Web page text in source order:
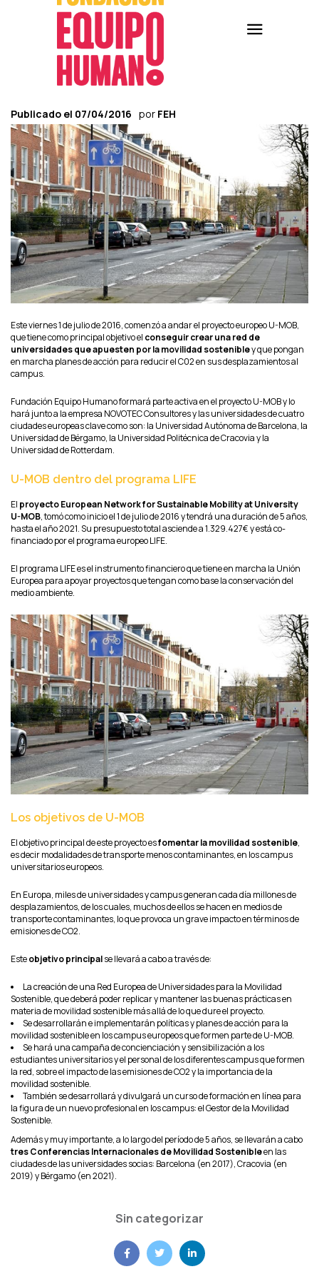
Publicado el 07/04/2016 por FEH
Este viernes 1 de julio de 2016, comenzó a andar el proyecto europeo U-MOB,
que tiene como principal objetivo el conseguir crear una red de
universidades que apuesten por la movilidad sostenibley que pongan
en marcha planes de acción para reducir el C02 en sus desplazamientos al
campus.
Fundación Equipo Humano formará parte activa en el proyecto U-MOB y lo
hará junto a la empresa NOVOTEC Consultores y las universidades de cuatro
ciudades europeas clave como son: la Universidad Autónoma de Barcelona, la
Universidad de Bérgamo, la Universidad Politécnica de Cracovia y la
Universidad de Rotterdam.
U-MOB dentro del programa LIFE
El proyecto European Network for Sustainable Mobility at University
U-MOB, tomó como inicio el 1 de julio de 2016 y tendrá una duración de 5 años,
hasta el año 2021. Su presupuesto total asciende a 1.329.427€ y está co-
financiado por el programa europeo LIFE.
El programa LIFE es el instrumento financiero que tiene en marcha la Unión
Europea para apoyar proyectos que tengan como base la conservación del
medio ambiente.
Los objetivos de U-MOB
El objetivo principal de este proyecto esfomentar la movilidad sostenible,
es decir modalidades de transporte menos contaminantes, en los campus
universitarios europeos.
En Europa, miles de universidades y campus generan cada día millones de
desplazamientos, de los cuales, muchos de ellos se hacen en medios de
transporte contaminantes, lo que provoca un grave impacto en términos de
emisiones de CO2.
Esteobjetivo principalse llevará a cabo a través de:
La creación de una Red Europea de Universidades para la Movilidad
Sostenible, que deberá poder replicar y mantener las buenas prácticas en
materia de movilidad sostenible más allá de lo que dure el proyecto.
Se desarrollarán e implementarán políticas y planes de acción para la
movilidad sostenible en los campus europeos que formen parte de U-MOB.
Se hará una campaña de concienciación y sensibilización a los
estudiantes universitarios y el personal de los diferentes campus que formen
la red, sobre el impacto de las emisiones de CO2 y la importancia de la
movilidad sostenible.
También se desarrollará y divulgará un curso de formación en línea para
la figura de un nuevo profesional en los campus: el Gestor de la Movilidad
Sostenible.
Además y muy importante, a lo largo del período de 5 años, se llevarán a cabo
tres Conferencias Internacionales de Movilidad Sostenibleen las
ciudades de las universidades socias: Barcelona (en 2017), Cracovia (en
2019) y Bérgamo (en 2021).
Sin categorizar